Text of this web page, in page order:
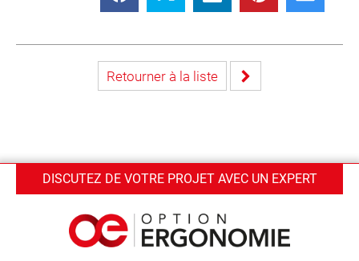
Retourner à la liste
DISCUTEZ DE VOTRE PROJET AVEC UN EXPERT